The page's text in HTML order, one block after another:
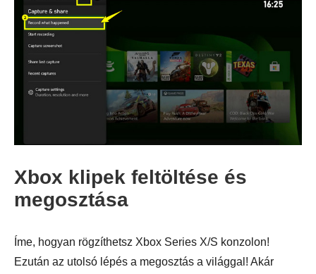
Xbox klipek feltöltése és
megosztása
Íme, hogyan rögzíthetsz Xbox Series X/S konzolon!
Ezután az utolsó lépés a megosztás a világgal! Akár